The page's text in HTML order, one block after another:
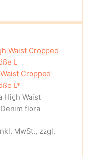
Cropped
L*
High Waist
flora
MwSt., zzgl.